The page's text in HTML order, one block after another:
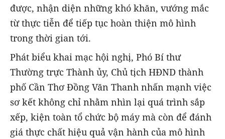
được, nhận diện những khó khăn, vướng mắc
từ thực tiễn để tiếp tục hoàn thiện mô hình
trong thời gian tới.
Phát biểu khai mạc hội nghị, Phó Bí thư
Thường trực Thành ủy, Chủ tịch HĐND thành
phố Cần Thơ Đồng Văn Thanh nhấn mạnh việc
sơ kết không chỉ nhằm nhìn lại quá trình sắp
xếp, kiện toàn tổ chức bộ máy mà còn để đánh
giá thực chất hiệu quả vận hành của mô hình